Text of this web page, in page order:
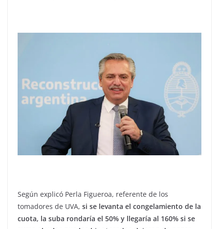
Según explicó Perla Figueroa, referente de los
tomadores de UVA, si se levanta el congelamiento de la
cuota, la suba rondaría el 50% y llegaría al 160% si se